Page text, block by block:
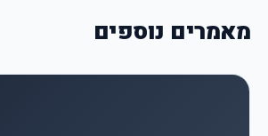
מאמרים נוספים